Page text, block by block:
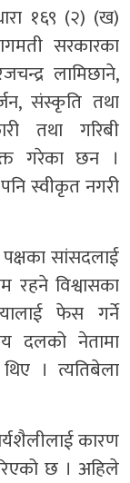
१६९ (२) (ख)
सरकारका
लामिछाने,
संस्कृति तथा
तथा गरिबी
गरेका छन ।
स्वीकृत नगरी
पक्षका सांसदलाई
रहने विश्वासका
फेस गर्ने
दलको नेतामा
। त्यतिबेला
कारण
छ । अहिले